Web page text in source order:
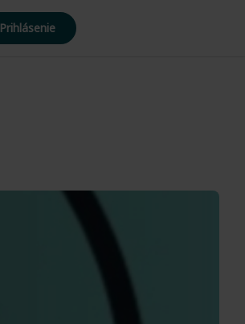
Prihlásenie